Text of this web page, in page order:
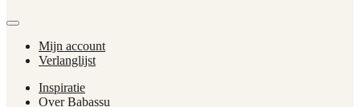
Mijn account
Verlanglijst
Inspiratie
Over Babassu